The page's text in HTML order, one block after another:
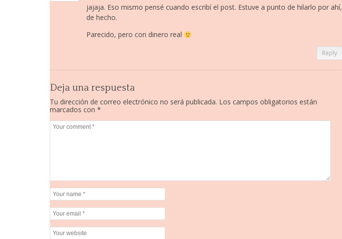
jajaja. Eso mismo pensé cuando escribí el post. Estuve a punto de hilarlo por ahí,
de hecho.
Parecido, pero con dinero real
Reply
Deja una respuesta
Tu dirección de correo electrónico no será publicada. Los campos obligatorios están
marcados con *